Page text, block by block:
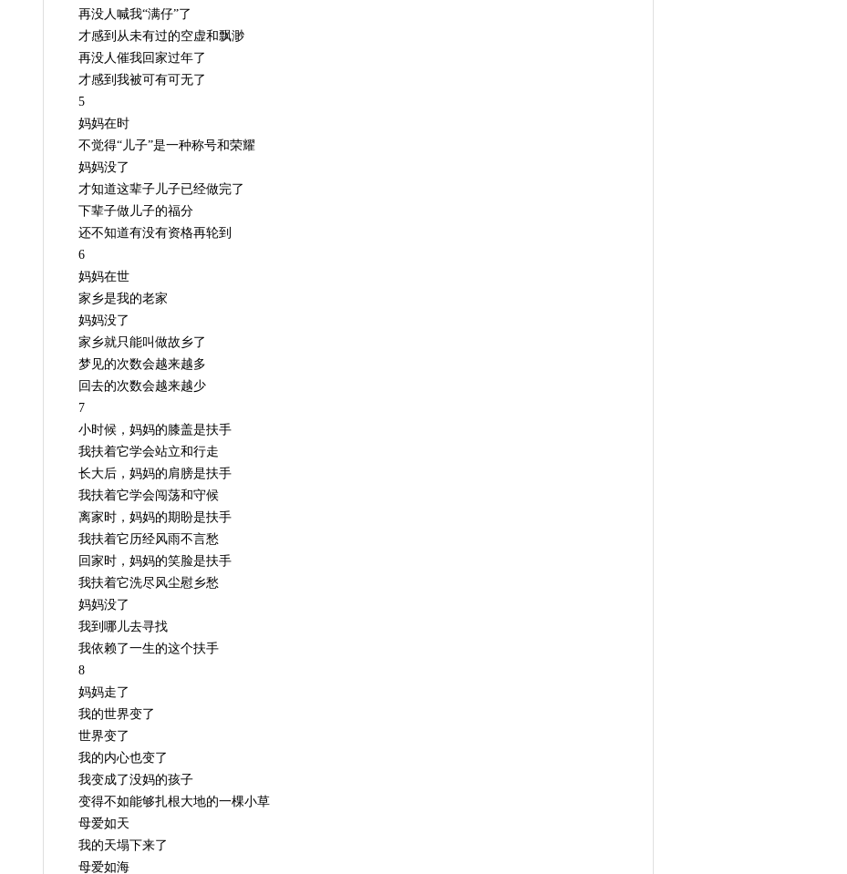
再没人喊我“满仔”了
才感到从未有过的空虚和飘渺
再没人催我回家过年了
才感到我被可有可无了
5
妈妈在时
不觉得“儿子”是一种称号和荣耀
妈妈没了
才知道这辈子儿子已经做完了
下辈子做儿子的福分
还不知道有没有资格再轮到
6
妈妈在世
家乡是我的老家
妈妈没了
家乡就只能叫做故乡了
梦见的次数会越来越多
回去的次数会越来越少
7
小时候，妈妈的膝盖是扶手
我扶着它学会站立和行走
长大后，妈妈的肩膀是扶手
我扶着它学会闯荡和守候
离家时，妈妈的期盼是扶手
我扶着它历经风雨不言愁
回家时，妈妈的笑脸是扶手
我扶着它洗尽风尘慰乡愁
妈妈没了
我到哪儿去寻找
我依赖了一生的这个扶手
8
妈妈走了
我的世界变了
世界变了
我的内心也变了
我变成了没妈的孩子
变得不如能够扎根大地的一棵小草
母爱如天
我的天塌下来了
母爱如海